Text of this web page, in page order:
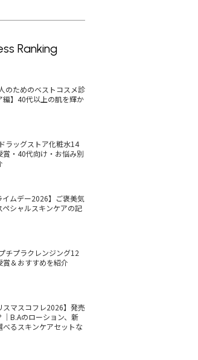
Ranking
のためのベストコスメ診
編】40代以上の肌を輝か
ラッグストア化粧水14
賞・40代向け・お悩み別
イムデー2026】ご褒美気
シャルスキンケアの記
チプラクレンジング12
賞＆おすすめを紹介
スマスコフレ2026】発売
｜B.Aのローション、新
べるスキンケアセットな